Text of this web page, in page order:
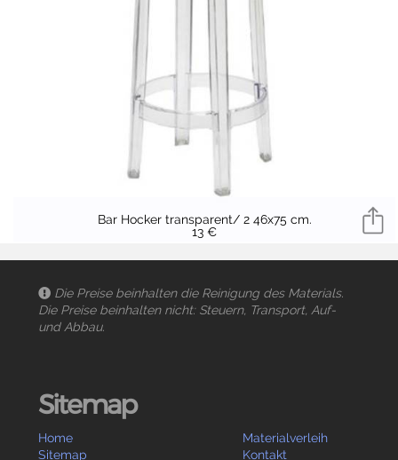
Bar Hocker transparent/ 2 46x75 cm.
13 €
Die Preise beinhalten die Reinigung des Materials.
Die Preise beinhalten nicht: Steuern, Transport, Auf-
und Abbau.
Sitemap
Home
Sitemap
Materialverleih
Kontakt